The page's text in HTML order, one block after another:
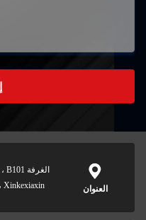
العنوان
Xinkexiaxin ، شارع Jiahe ، منطقة Baiyun ، قوانغتشو